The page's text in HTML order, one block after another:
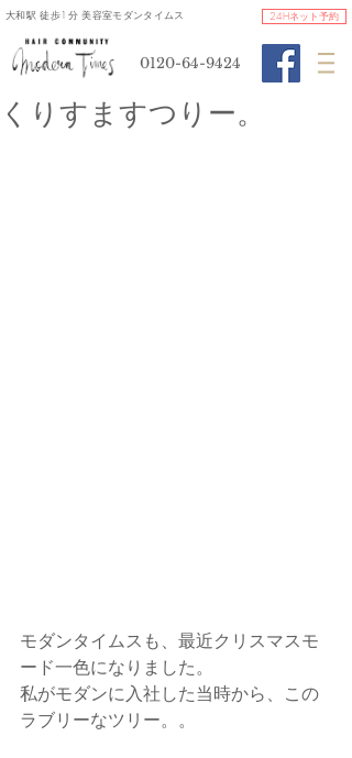
​大和駅 徒歩1分 美容室モダンタイムス
0120-64-9424
24Hネット予約
くりすますつりー。
モダンタイムスも、最近クリスマスモ
ード一色になりました。
私がモダンに入社した当時から、この
ラブリーなツリー。。